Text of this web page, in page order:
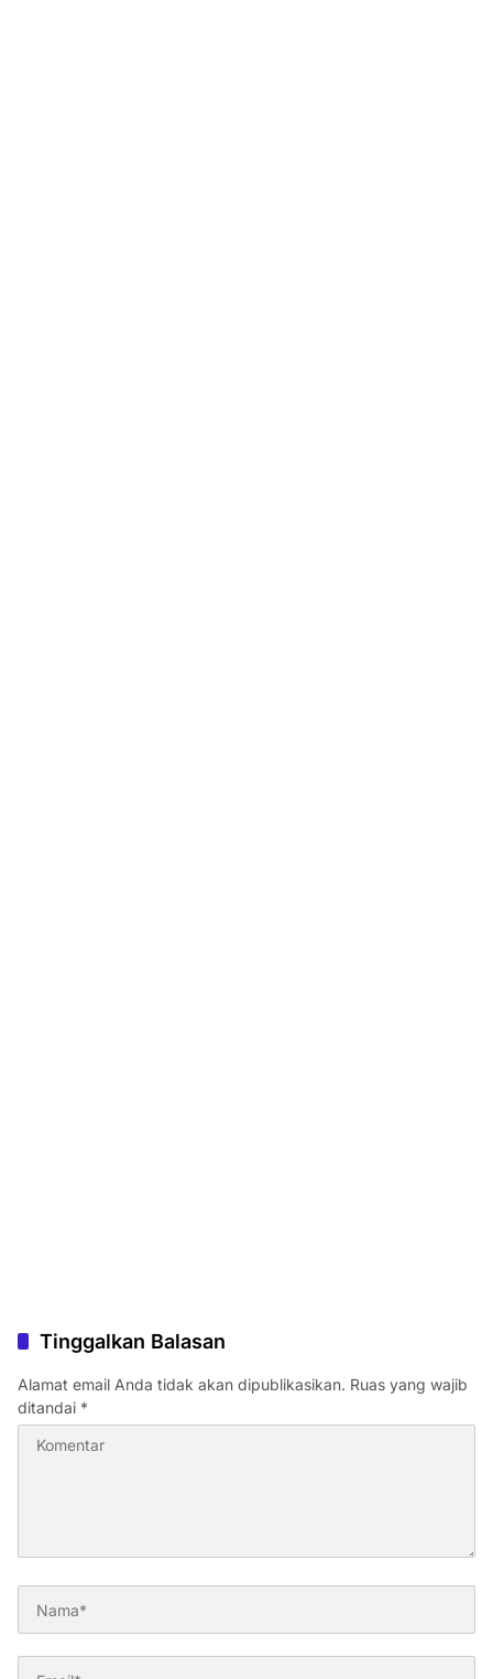
Tinggalkan Balasan
Alamat email Anda tidak akan dipublikasikan. Ruas yang wajib
ditandai *